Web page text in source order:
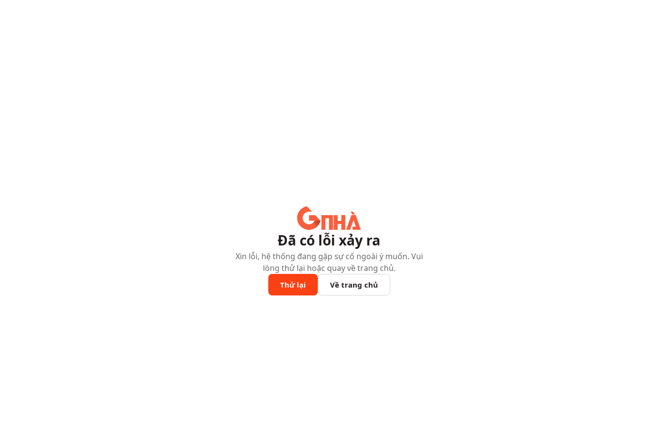
Đã có lỗi xảy ra
Xin lỗi, hệ thống đang gặp sự cố ngoài ý muốn. Vui
lòng thử lại hoặc quay về trang chủ.
Thử lại Về trang chủ